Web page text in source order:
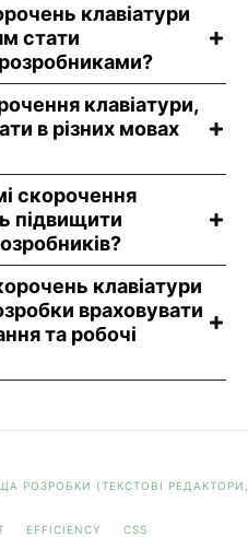
клавіатури
стати
клавіатури,
в різних мовах
скорочення
підвищити
клавіатури
враховувати
та робочі
РОЗРОБКИ (ТЕКСТОВІ РЕДАКТОРИ,
EFFICIENCY
CSS